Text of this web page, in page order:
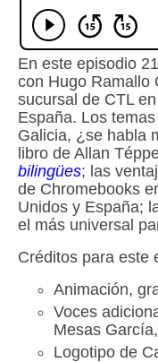
En este episodio
con Hugo Ramallo
sucursal de CTL
España. Los
Galicia, ¿se habla
libro de Allan
bilingües; las
de Chromebooks
Unidos y España;
el más universal
Créditos para este
Animación,
Voces
Mesas
Logotipo de